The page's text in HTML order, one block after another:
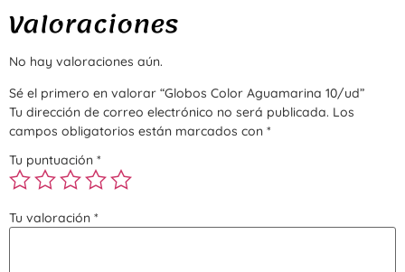
Valoraciones
No hay valoraciones aún.
Sé el primero en valorar “Globos Color Aguamarina 10/ud”
Tu dirección de correo electrónico no será publicada. Los
campos obligatorios están marcados con *
Tu puntuación *
Tu valoración *